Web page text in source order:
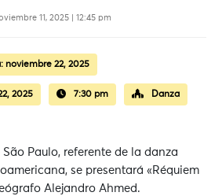
11, 2025 | 12:45 pm
noviembre 22, 2025
2025 7:30 pm Danza
Paulo, referente de la danza
se presentará «Réquiem
Alejandro Ahmed.